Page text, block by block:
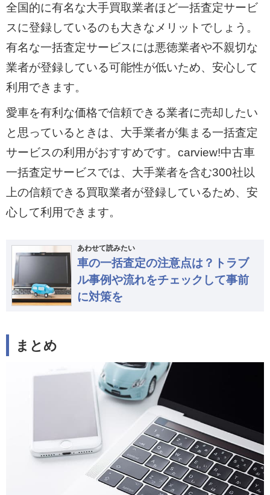
全国的に有名な大手買取業者ほど一括査定サービ
スに登録しているのも大きなメリットでしょう。
有名な一括査定サービスには悪徳業者や不親切な
業者が登録している可能性が低いため、安心して
利用できます。
愛車を有利な価格で信頼できる業者に売却したい
と思っているときは、大手業者が集まる一括査定
サービスの利用がおすすめです。carview!中古車
一括査定サービスでは、大手業者を含む300社以
上の信頼できる買取業者が登録しているため、安
心して利用できます。
あわせて読みたい
車の一括査定の注意点は？トラブ
ル事例や流れをチェックして事前
に対策を
まとめ